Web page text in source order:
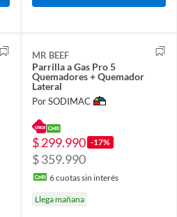
MR BEEF
Parrilla a Gas Pro 5
Quemadores + Quemador
Lateral
Por SODIMAC
$ 299.990 -17%
$ 359.990
6cuotas sin interés
Llega mañana